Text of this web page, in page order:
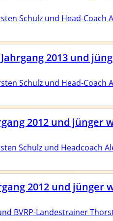
Schulz und Head-
Jahrgang 2013 und
Schulz und Head-
2012 und jünger
Schulz und Headcoach
2012 und jünger
BVRP-Landestrainer